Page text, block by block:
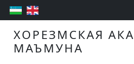
ХОРЕЗМСКАЯ
МАЪМУНА